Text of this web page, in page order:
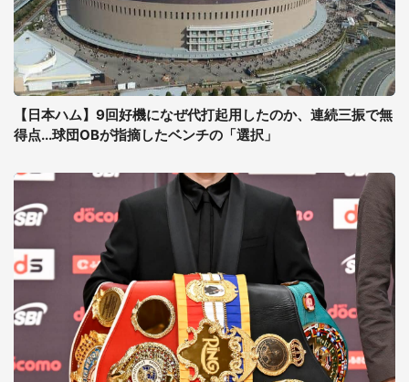
【日本ハム】9回好機になぜ代打起用したのか、連続三振で無
得点...球団OBが指摘したベンチの「選択」